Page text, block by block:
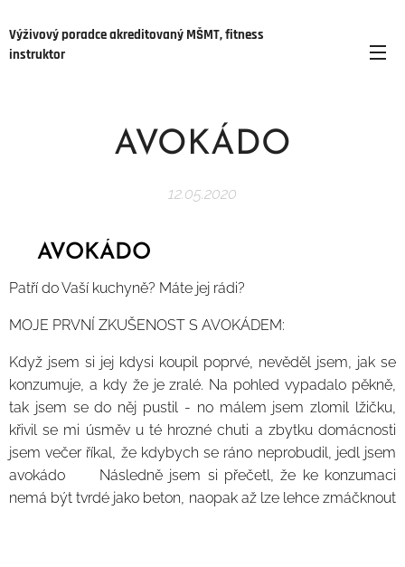
Výživový poradce akreditovaný MŠMT, fitness
instruktor
AVOKÁDO
12.05.2020
🥑AVOKÁDO🥑
Patří do Vaší kuchyně? Máte jej rádi?
MOJE PRVNÍ ZKUŠENOST S AVOKÁDEM:
Když jsem si jej kdysi koupil poprvé, nevěděl jsem, jak se
konzumuje, a kdy že je zralé. Na pohled vypadalo pěkně,
tak jsem se do něj pustil - no málem jsem zlomil lžičku,
křivil se mi úsměv u té hrozné chuti a zbytku domácnosti
jsem večer říkal, že kdybych se ráno neprobudil, jedl jsem
avokádo 🤣 Následně jsem si přečetl, že ke konzumaci
nemá být tvrdé jako beton, naopak až lze lehce zmáčknout